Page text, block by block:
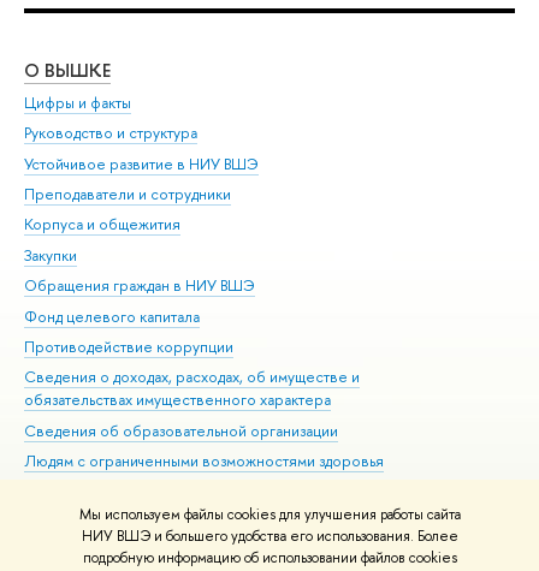
Мы используем файлы cookies для улучшения работы сайта
НИУ ВШЭ и большего удобства его использования. Более
подробную информацию об использовании файлов cookies
О ВЫШКЕ
Цифры и факты
Руководство и структура
Устойчивое развитие в НИУ ВШЭ
Преподаватели и сотрудники
Корпуса и общежития
Закупки
Обращения граждан в НИУ ВШЭ
Фонд целевого капитала
Противодействие коррупции
Сведения о доходах, расходах, об имуществе и
обязательствах имущественного характера
Сведения об образовательной организации
Людям с ограниченными возможностями здоровья
Работа в Вышке